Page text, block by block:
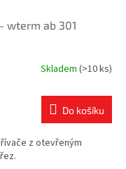
wterm ab 301
Skladem (>10 ks)
Do košíku
z otevřeným